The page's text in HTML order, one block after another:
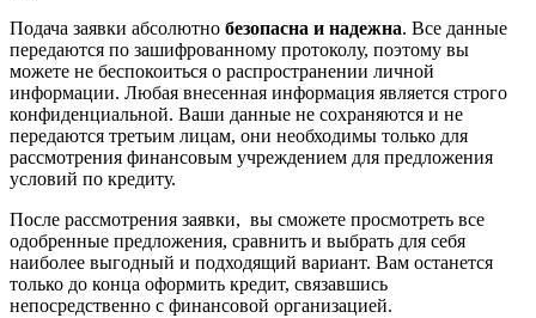
Подача заявки абсолютно безопасна и надежна. Все данные
передаются по зашифрованному протоколу, поэтому вы
можете не беспокоиться о распространении личной
информации. Любая внесенная информация является строго
конфиденциальной. Ваши данные не сохраняются и не
передаются третьим лицам, они необходимы только для
рассмотрения финансовым учреждением для предложения
условий по кредиту.
После рассмотрения заявки, вы сможете просмотреть все
одобренные предложения, сравнить и выбрать для себя
наиболее выгодный и подходящий вариант. Вам останется
только до конца оформить кредит, связавшись
непосредственно с финансовой организацией.